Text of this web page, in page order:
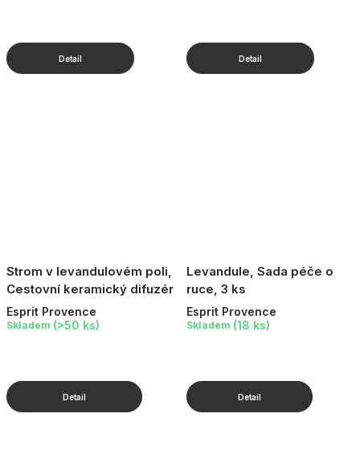
Strom v levandulovém poli,
Cestovní keramický difuzér
Esprit Provence
Skladem (>50 ks)
Levandule, Sada péče o
ruce, 3 ks
Esprit Provence
Skladem (18 ks)